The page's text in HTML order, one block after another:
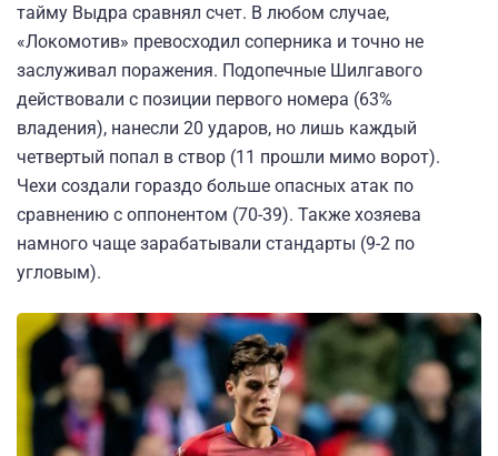
тайму Выдра сравнял счет. В любом случае,
«Локомотив» превосходил соперника и точно не
заслуживал поражения. Подопечные Шилгавого
действовали с позиции первого номера (63%
владения), нанесли 20 ударов, но лишь каждый
четвертый попал в створ (11 прошли мимо ворот).
Чехи создали гораздо больше опасных атак по
сравнению с оппонентом (70-39). Также хозяева
намного чаще зарабатывали стандарты (9-2 по
угловым).